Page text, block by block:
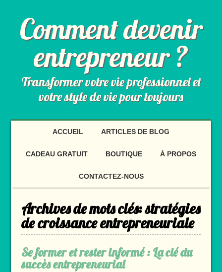
Comment devenir
entrepreneur ?
Transformer votre vie professionnel et
votre style de vie pour toujours
ACCUEIL ARTICLES DE BLOG
CADEAU GRATUIT BOUTIQUE À PROPOS
CONTACTEZ-NOUS
Archives de mots clés:stratégies
de croissance entrepreneuriale
Se former et rester informé : La clé du
succès entrepreneurial